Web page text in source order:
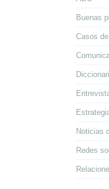
Buenas
Casos
Noticias
Redes